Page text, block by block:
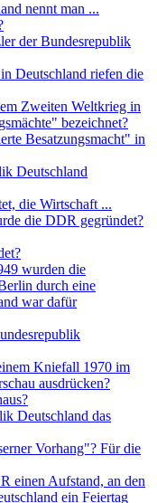
nennt man ...
der Bundesrepublik
Deutschland riefen die
Zweiten Weltkrieg in
bezeichnet?
Besatzungsmacht" in
Deutschland
die Wirtschaft ...
die DDR gegründet?
wurden die
durch eine
war dafür
Kniefall 1970 im
ausdrücken?
Deutschland das
Vorhang"? Für die
einen Aufstand, an den
ein Feiertag